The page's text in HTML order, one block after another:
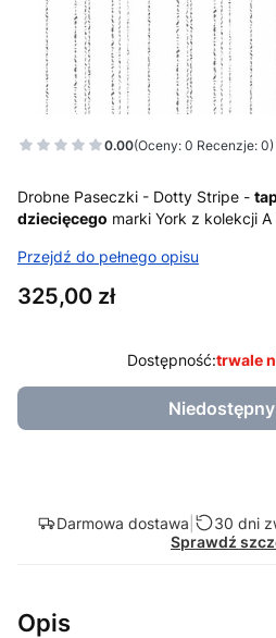
0.00(Oceny: 0 Recenzje: 0)
Drobne Paseczki - Dotty Stripe -
dziecięcego marki York z kolekcji
Przejdź do pełnego opisu
Cena
325,00 zł
Dostępność:trwale
Niedostępny
Darmowa dostawa 30 dni
Sprawdź
Opis